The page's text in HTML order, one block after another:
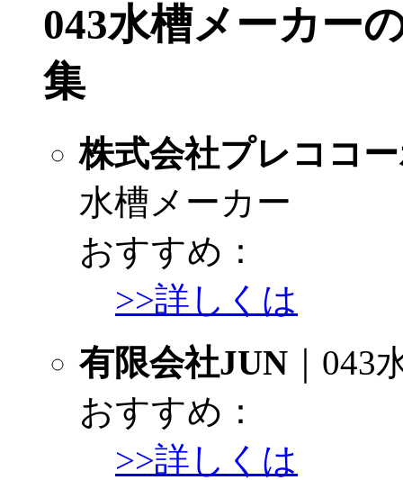
043水槽メーカー
集
株式会社プレココ
水槽メーカー
おすすめ：
>>詳しくは
有限会社JUN ｜043
おすすめ：
>>詳しくは